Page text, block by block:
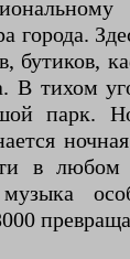
города.
бутиков,
В тихом
парк.
в любом